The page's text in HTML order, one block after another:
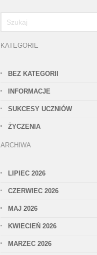
KATEGORIE
BEZ KATEGORII
INFORMACJE
SUKCESY UCZNIÓW
ŻYCZENIA
ARCHIWA
LIPIEC 2026
CZERWIEC 2026
MAJ 2026
KWIECIEŃ 2026
MARZEC 2026